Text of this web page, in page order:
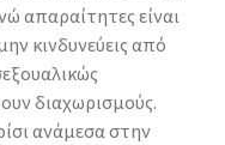
απαραίτητες είναι
κινδυνεύεις από
διαχωρισμούς.
ανάμεσα στην